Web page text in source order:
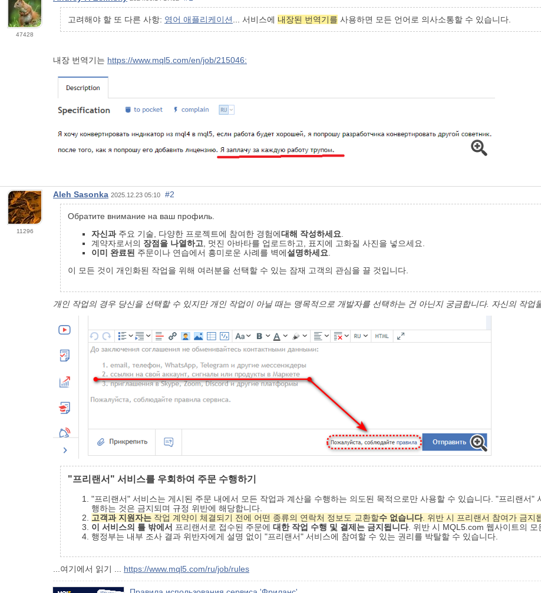
47428
고려해야 할 또 다른 사항: 영어 애플리케이션 ... 서비스에 내장된 번역기를 사용하면 모든 언어로 의사소통할 수 있습니다.
내장 번역기는 https://www.mql5.com/en/job/215046:
11296
Aleh Sasonka 2025.12.23 05:10 #2
Обратите внимание на ваш профиль.
자신과주요 기술, 다양한 프로젝트에 참여한 경험에대해 작성하세요
계약자로서의 장점을 나열하고 , 멋진 아바타를 업로드하고, 표지에 고화질 사진을 넣으세요.
이미 완료된 주문이나 연습에서 흥미로운 사례를 벽에설명하세요
이 모든 것이 개인화된 작업을 위해 여러분을 선택할 수 있는 잠재 고객의 관심을 끌 것입니다.
개인 작업의 경우 당신을 선택할 수 있지만 개인 작업이 아닐 때는 맹목적으로 개발자를 선택하는 건 아닌지 궁금합니다. 자신의 작업
"프리랜서" 서비스를 우회하여 주문 수행하기
"프리랜서" 서비스는 게시된 주문 내에서 모든 작업과 계산을 수행하는 의도된 목적으로만 사용할 수 있습니다. "프리랜서"
행하는 것은 금지되며 규정 위반에 해당합니다.
고객과 지원자는 작업 계약이 체결되기 전에 어떤 종류의 연락처 정보도 교환할수 없습니다. 위반 시 프리랜서 참여가 금지
이 서비스의 틀 밖에서 프리랜서로 접수된 주문에 대한 작업 수행 및 결제는 금지됩니다. 위반 시 MQL5.com 웹사이트의 모
행정부는 내부 조사 결과 위반자에게 설명 없이 "프리랜서" 서비스에 참여할 수 있는 권리를 박탈할 수 있습니다.
...여기에서 읽기 ... https://www.mql5.com/ru/job/rules